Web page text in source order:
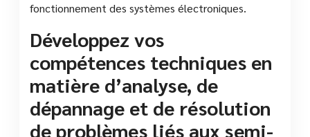
fonctionnement des systèmes électroniques.
Développez vos
compétences techniques en
matière d’analyse, de
dépannage et de résolution
de problèmes liés aux semi-